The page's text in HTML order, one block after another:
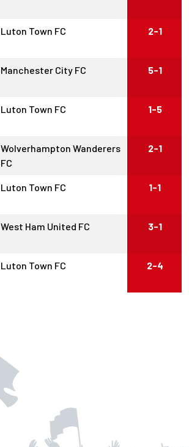
Luton Town FC 2-1
Manchester City FC 5-1
Luton Town FC 1-5
Wolverhampton Wanderers
FC
2-1
Luton Town FC 1-1
West Ham United FC 3-1
Luton Town FC 2-4